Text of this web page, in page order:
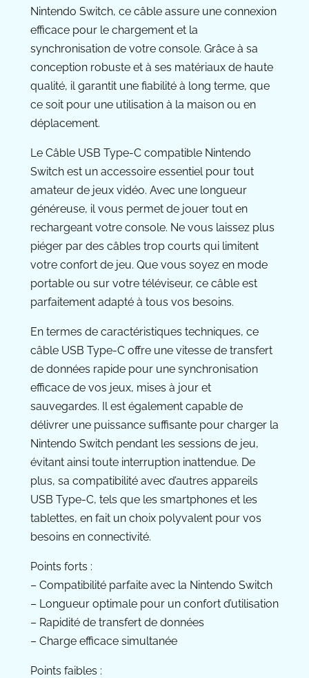
Nintendo Switch, ce câble assure une connexion
efficace pour le chargement et la
synchronisation de votre console. Grâce à sa
conception robuste et à ses matériaux de haute
qualité, il garantit une fiabilité à long terme, que
ce soit pour une utilisation à la maison ou en
déplacement.
Le Câble USB Type-C compatible Nintendo
Switch est un accessoire essentiel pour tout
amateur de jeux vidéo. Avec une longueur
généreuse, il vous permet de jouer tout en
rechargeant votre console. Ne vous laissez plus
piéger par des câbles trop courts qui limitent
votre confort de jeu. Que vous soyez en mode
portable ou sur votre téléviseur, ce câble est
parfaitement adapté à tous vos besoins.
En termes de caractéristiques techniques, ce
câble USB Type-C offre une vitesse de transfert
de données rapide pour une synchronisation
efficace de vos jeux, mises à jour et
sauvegardes. Il est également capable de
délivrer une puissance suffisante pour charger la
Nintendo Switch pendant les sessions de jeu,
évitant ainsi toute interruption inattendue. De
plus, sa compatibilité avec d’autres appareils
USB Type-C, tels que les smartphones et les
tablettes, en fait un choix polyvalent pour vos
besoins en connectivité.
Points forts :
– Compatibilité parfaite avec la Nintendo Switch
– Longueur optimale pour un confort d’utilisation
– Rapidité de transfert de données
– Charge efficace simultanée
Points faibles :